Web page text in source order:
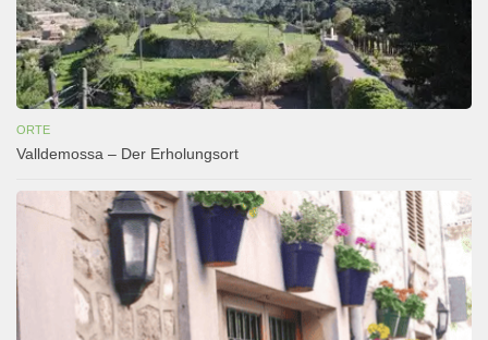
ORTE
Valldemossa – Der Erholungsort